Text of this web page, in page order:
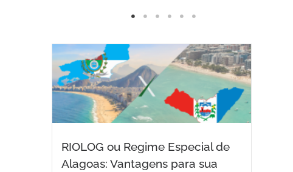
RIOLOG ou Regime Especial de
Alagoas: Vantagens para sua